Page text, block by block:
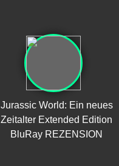
Jurassic World: Ein neues
Zeitalter Extended Edition
BluRay REZENSION